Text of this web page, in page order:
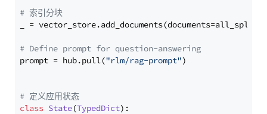
# 索引分块
_ = vector_store.add_documents(documents=all_splits)
# Define prompt for question-answering
prompt = hub.pull("rlm/rag-prompt")
# 定义应用状态
class State(TypedDict):